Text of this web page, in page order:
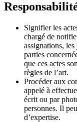
Signifier les
chargé de
assignations,
parties
que ces actes
règles de l’art.
Procéder aux
appelé à
écrit ou par
personnes. Il
d’expertise.